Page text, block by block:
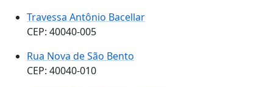
Travessa Antônio Bacellar
CEP: 40040-005
Rua Nova de São Bento
CEP: 40040-010